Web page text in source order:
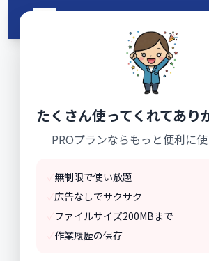
メインコンテンツへスキップ
労働時間集計ツー
労働時間
月間の勤怠を入力
たくさん使ってくれてあり
PROプランならもっと便利に
無制限で使い放題
広告なしでサクサク
ファイルサイズ200MBまで
作業履歴の保存